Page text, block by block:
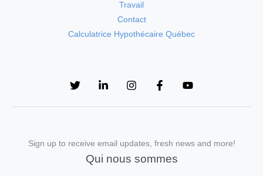
Travail
Contact
Calculatrice Hypothécaire Québec
Sign up to receive email updates, fresh news and more!
Qui nous sommes